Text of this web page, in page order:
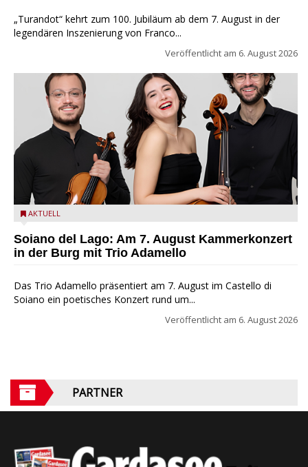
„Turandot“ kehrt zum 100. Jubiläum ab dem 7. August in der
legendären Inszenierung von Franco...
Veröffentlicht am 6. August 2026
Trio Adamello
AKTUELL
Soiano del Lago: Am 7. August Kammerkonzert
in der Burg mit Trio Adamello
Das Trio Adamello präsentiert am 7. August im Castello di
Soiano ein poetisches Konzert rund um...
Veröffentlicht am 6. August 2026
PARTNER